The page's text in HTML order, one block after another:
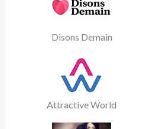
Disons Demain
Attractive World